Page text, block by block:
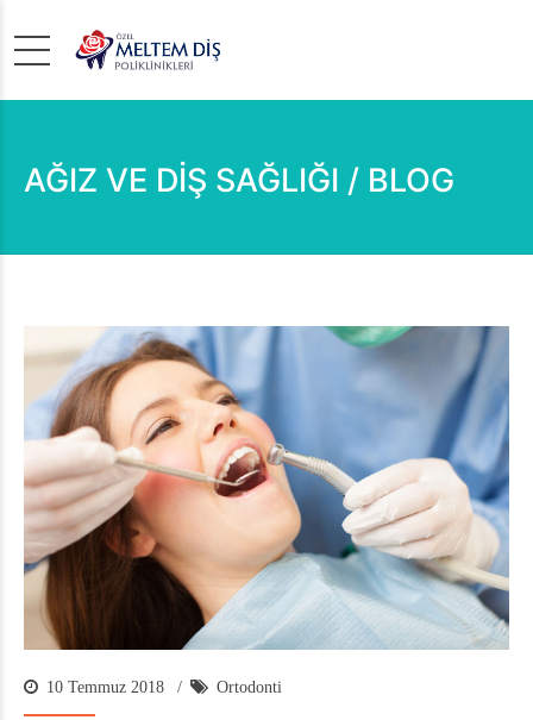
AĞIZ VE DİŞ SAĞLIĞI / BLOG
10 Temmuz 2018 Ortodonti